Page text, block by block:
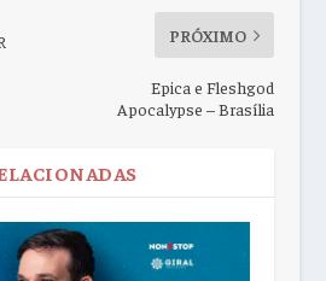
PRÓXIMO
Epica e Fleshgod
Apocalypse – Brasília